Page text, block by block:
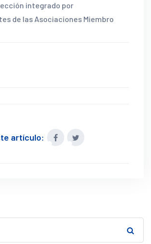
integrado por
de las Asociaciones Miembro
artículo: